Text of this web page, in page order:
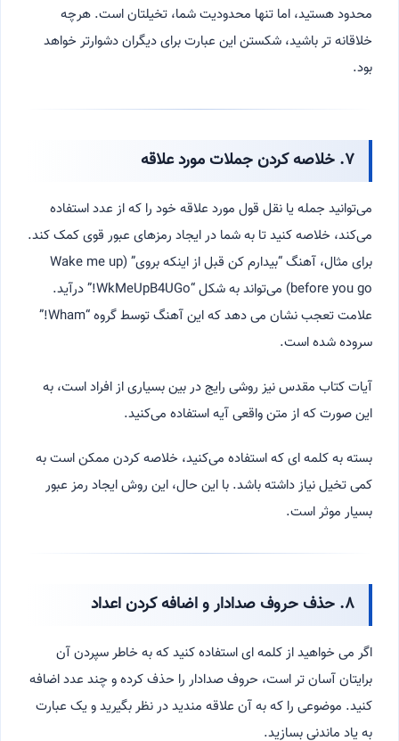
محدود هستید، اما تنها محدودیت شما، تخیلتان است. هرچه
خلاقانه تر باشید، شکستن این عبارت برای دیگران دشوارتر خواهد
بود.
۷. خلاصه کردن جملات مورد علاقه
می‌توانید جمله یا نقل قول مورد علاقه خود را که از عدد استفاده
می‌کند، خلاصه کنید تا به شما در ایجاد رمزهای عبور قوی کمک کند.
برای مثال، آهنگ “بیدارم کن قبل از اینکه بروی” (Wake me up
before you go) می‌تواند به شکل “WkMeUpB4UGo!” درآید.
علامت تعجب نشان می دهد که این آهنگ توسط گروه “Wham!”
سروده شده است.
آیات کتاب مقدس نیز روشی رایج در بین بسیاری از افراد است، به
این صورت که از متن واقعی آیه استفاده می‌کنید.
بسته به کلمه ای که استفاده می‌کنید، خلاصه کردن ممکن است به
کمی تخیل نیاز داشته باشد. با این حال، این روش ایجاد رمز عبور
بسیار موثر است.
۸. حذف حروف صدادار و اضافه کردن اعداد
اگر می خواهید از کلمه ای استفاده کنید که به خاطر سپردن آن
برایتان آسان تر است، حروف صدادار را حذف کرده و چند عدد اضافه
کنید. موضوعی را که به آن علاقه مندید در نظر بگیرید و یک عبارت
به یاد ماندنی بسازید.